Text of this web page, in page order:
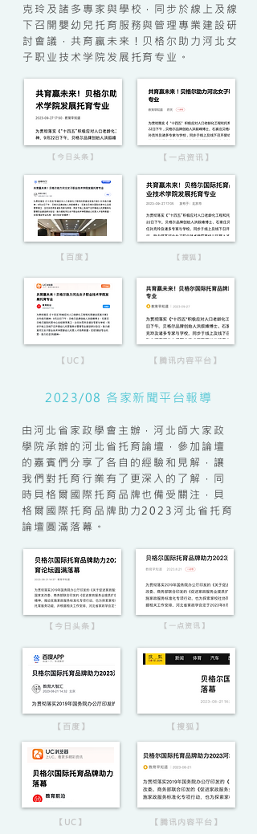
克玲及諸多專家與學校，同步於線上及線
下召開嬰幼兒托育服務與管理專業建設研
討會議，共育赢未来！贝格尔助力河北女
子职业技术学院发展托育专业。
【今日头条】 【一点资讯】
【百度】 【搜狐】
【UC】 【腾讯内容平台】
2023/08 各家新聞平台報導
由河北省家政學會主辦，河北師大家政
學院承辦的河北省托育論壇，參加論壇
的嘉賓們分享了各自的經驗和見解，讓
我們對托育行業有了更深入的了解，同
時貝格爾國際托育品牌也備受關注，貝
格爾國際托育品牌助力2023河北省托育
論壇圓滿落幕。
【今日头条】 【一点资讯】
【百度】
【UC】
【搜狐】
【腾讯内容平台】